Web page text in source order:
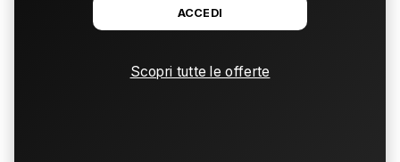
ACCEDI
Scopri tutte le offerte